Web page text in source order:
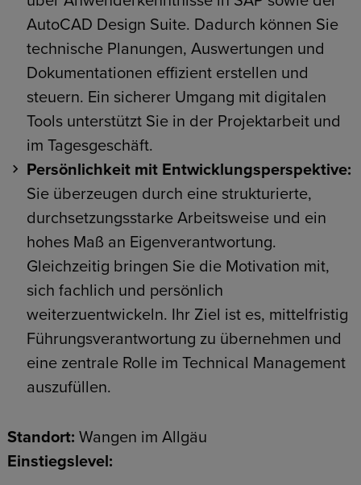
AutoCAD Design Suite. Dadurch können Sie
technische Planungen, Auswertungen und
Dokumentationen effizient erstellen und
steuern. Ein sicherer Umgang mit digitalen
Tools unterstützt Sie in der Projektarbeit und
im Tagesgeschäft.
Persönlichkeit mit Entwicklungsperspektive:
Sie überzeugen durch eine strukturierte,
durchsetzungsstarke Arbeitsweise und ein
hohes Maß an Eigenverantwortung.
Gleichzeitig bringen Sie die Motivation mit,
sich fachlich und persönlich
weiterzuentwickeln. Ihr Ziel ist es, mittelfristig
Führungsverantwortung zu übernehmen und
eine zentrale Rolle im Technical Management
auszufüllen.
Standort: Wangen im Allgäu
Einstiegslevel: